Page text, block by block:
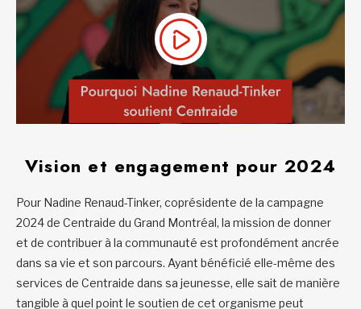
Vision et engagement pour 2024
Pour Nadine Renaud-Tinker, coprésidente de la campagne
2024 de Centraide du Grand Montréal, la mission de donner
et de contribuer à la communauté est profondément ancrée
dans sa vie et son parcours. Ayant bénéficié elle-même des
services de Centraide dans sa jeunesse, elle sait de manière
tangible à quel point le soutien de cet organisme peut